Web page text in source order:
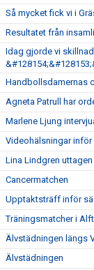
Så mycket fick vi i
Resultatet från
Idag gjorde vi
Handbollsdamernas
Agneta Patrull har
Marlene Ljung
Videohälsningar inför
Lina Lindgren
Cancermatchen
Upptaktsträff inför
Träningsmatcher i
Älvstädningen längs
Älvstädningen